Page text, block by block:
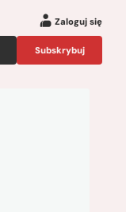
Zaloguj się
Subskrybuj